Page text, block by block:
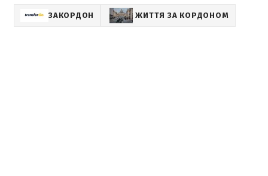
ЗАКОРДОН ЖИТТЯ ЗА КОРДОНОМ